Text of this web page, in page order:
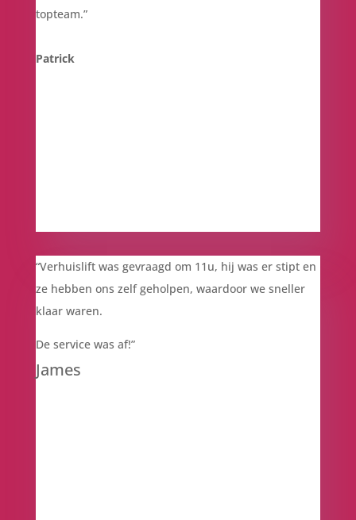
topteam.”
Patrick
“Verhuislift was gevraagd om 11u, hij was er stipt en
ze hebben ons zelf geholpen, waardoor we sneller
klaar waren.
De service was af!”
James